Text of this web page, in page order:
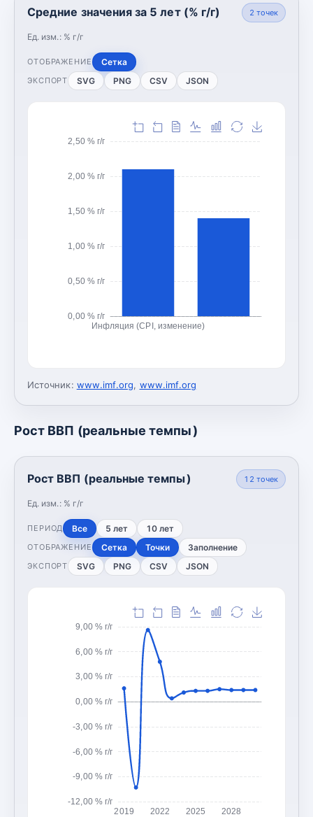
Средние значения за 5 лет (% г/г)
Ед. изм.: % г/г
2 точек
ОТОБРАЖЕНИЕ Сетка
ЭКСПОРТ SVG PNG CSV JSON
0,00 % г/г
0,50 % г/г
1,00 % г/г
1,50 % г/г
2,00 % г/г
2,50 % г/г
Инфляция (CPI, изменение)
Источник: www.imf.org, www.imf.org
Рост ВВП (реальные темпы)
Рост ВВП (реальные темпы)
Ед. изм.: % г/г
12 точек
ПЕРИОД Все 5 лет 10 лет
ОТОБРАЖЕНИЕ Сетка Точки Заполнение
ЭКСПОРТ SVG PNG CSV JSON
-12,00 % г/г
-9,00 % г/г
-6,00 % г/г
-3,00 % г/г
0,00 % г/г
3,00 % г/г
6,00 % г/г
9,00 % г/г
2019 2022 2025 2028